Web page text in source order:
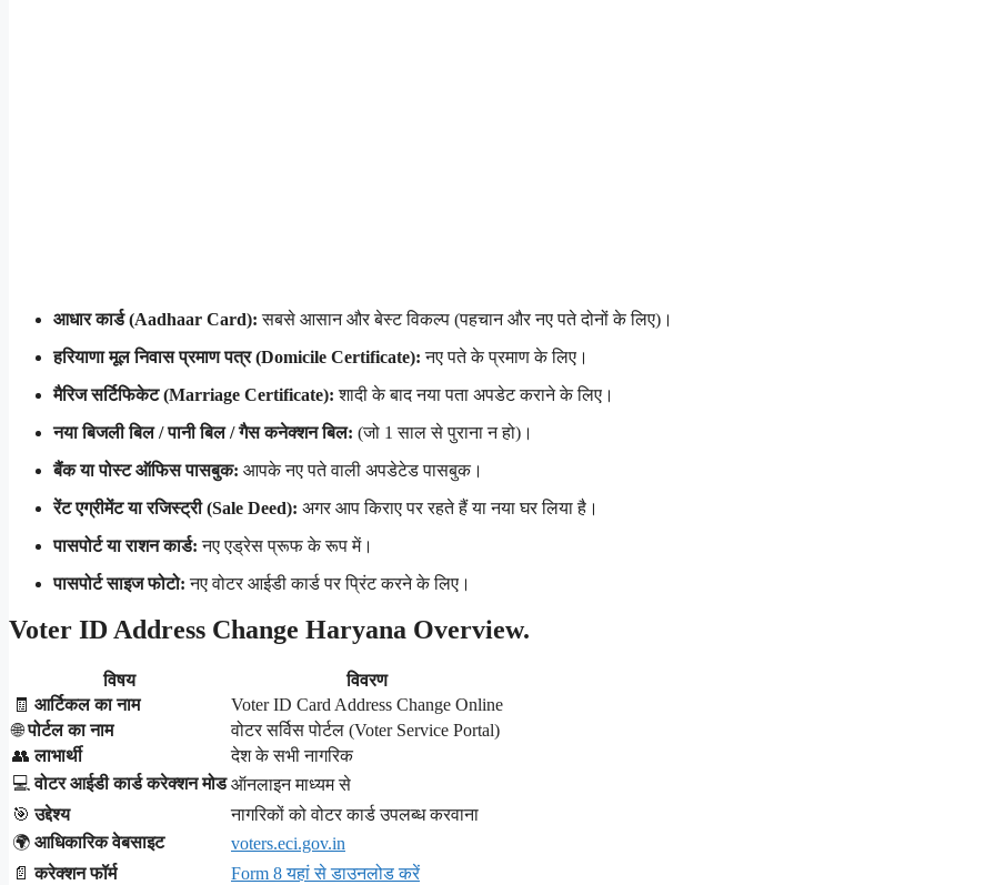
आधार कार्ड (Aadhaar Card): सबसे आसान और बेस्ट विकल्प (पहचान और नए पते दोनों के लिए)।
हरियाणा मूल निवास प्रमाण पत्र (Domicile Certificate): नए पते के प्रमाण के लिए।
मैरिज सर्टिफिकेट (Marriage Certificate): शादी के बाद नया पता अपडेट कराने के लिए।
नया बिजली बिल / पानी बिल / गैस कनेक्शन बिल: (जो 1 साल से पुराना न हो)।
बैंक या पोस्ट ऑफिस पासबुक: आपके नए पते वाली अपडेटेड पासबुक।
रेंट एग्रीमेंट या रजिस्ट्री (Sale Deed): अगर आप किराए पर रहते हैं या नया घर लिया है।
पासपोर्ट या राशन कार्ड: नए एड्रेस प्रूफ के रूप में।
पासपोर्ट साइज फोटो: नए वोटर आईडी कार्ड पर प्रिंट करने के लिए।
Voter ID Address Change Haryana Overview.
विषय
विवरण
🧾 आर्टिकल का नाम
Voter ID Card Address Change Online
🌐पोर्टल का नाम
वोटर सर्विस पोर्टल (Voter Service Portal)
👥लाभार्थी
देश के सभी नागरिक
💻वोटर आईडी कार्ड करेक्शन मोड ऑनलाइन माध्यम से
🎯उद्देश्य
नागरिकों को वोटर कार्ड उपलब्ध करवाना
🌍 आधिकारिक वेबसाइट
voters.eci.gov.in
📄करेक्शन फॉर्म Form 8 यहां से डाउनलोड करें